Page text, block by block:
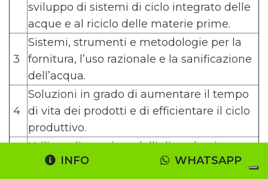
sviluppo di sistemi di ciclo integrato delle
acque e al riciclo delle materie prime.
3
Sistemi, strumenti e metodologie per la
fornitura, l’uso razionale e la sanificazione
dell’acqua.
4
Soluzioni in grado di aumentare il tempo
di vita dei prodotti e di efficientare il ciclo
produttivo.
Utilizzo di nuovi modelli di packaging
intelligente (smart packaging) che
INFO WHATSAPP